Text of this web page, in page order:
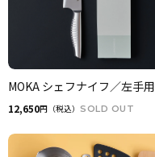
MOKA シェフナイフ／左手用
12,650円（税込） SOLD OUT